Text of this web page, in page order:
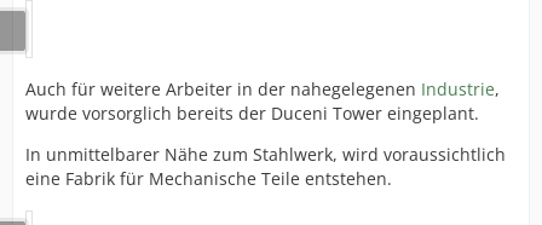
Auch für weitere Arbeiter in der nahegelegenen Industrie,
wurde vorsorglich bereits der Duceni Tower eingeplant.
In unmittelbarer Nähe zum Stahlwerk, wird voraussichtlich
eine Fabrik für Mechanische Teile entstehen.